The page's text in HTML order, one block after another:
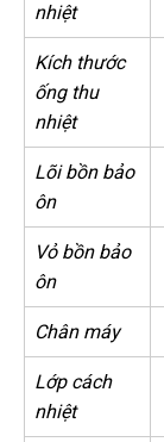
nhiệt
Kích thước
ống thu
nhiệt
Lõi bồn bảo
ôn
Vỏ bồn bảo
ôn
Chân máy
Lớp cách
nhiệt